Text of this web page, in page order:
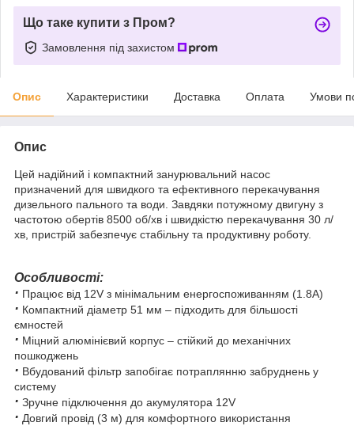
Що таке купити з Пром?
Замовлення під захистом
Опис Характеристики Доставка Оплата Умови
Опис
Цей надійний і компактний занурювальний насос
призначений для швидкого та ефективного перекачування
дизельного пального та води. Завдяки потужному двигуну з
частотою обертів 8500 об/хв і швидкістю перекачування 30 л/
хв, пристрій забезпечує стабільну та продуктивну роботу.
Особливості:
· Працює від 12V з мінімальним енергоспоживанням (1.8А)
· Компактний діаметр 51 мм – підходить для більшості
ємностей
· Міцний алюмінієвий корпус – стійкий до механічних
пошкоджень
· Вбудований фільтр запобігає потраплянню забруднень у
систему
· Зручне підключення до акумулятора 12V
· Довгий провід (3 м) для комфортного використання